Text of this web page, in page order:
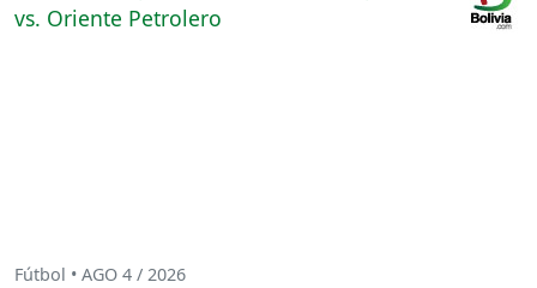
Fútbol • AGO 4 / 2026